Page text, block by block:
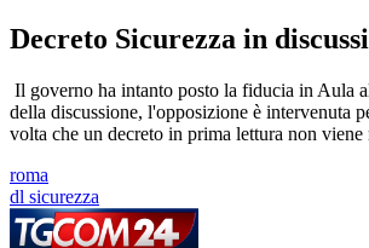
Decreto Sicurezza in
Il governo ha intanto posto la fiducia in Aula
della discussione, l'opposizione è intervenuta
volta che un decreto in prima lettura non
roma
dl sicurezza